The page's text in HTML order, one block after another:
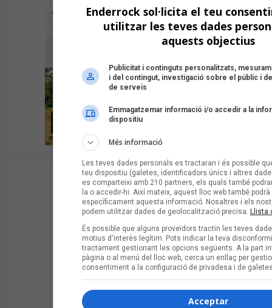
Enderrock sol·licita el teu
utilitzar les teves dades
aquests objectius
Publicitat i continguts personalitzats,
i del contingut, investigació sobre el públic i
de serveis
Emmagatzemar informació i/o accedir a la
dispositiu
Més informació
Les teves dades personals es tractaran i és possible
teu dispositiu (galetes, identificadors únics i altres
es comparteixi amb 210 partners, els quals també
la o accedir-hi. Així mateix, aquest lloc web també
específicament aquesta informació. Nosaltres i els
podem utilitzar dades de geolocalització precisa. Llista
És possible que alguns proveïdors tractin les teves
motius d'interès legítim. Pots indicar la teva
tractament gestionant les opcions següents. A la part
pàgina o al menú del lloc web, cerca un enllaç per
consentiment a la configuració de privadesa i de
Acceptar